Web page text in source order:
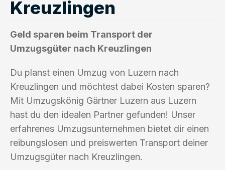
Kreuzlingen
Geld sparen beim Transport der
Umzugsgüter nach Kreuzlingen
Du planst einen Umzug von Luzern nach
Kreuzlingen und möchtest dabei Kosten sparen?
Mit Umzugskönig Gärtner Luzern aus Luzern
hast du den idealen Partner gefunden! Unser
erfahrenes Umzugsunternehmen bietet dir einen
reibungslosen und preiswerten Transport deiner
Umzugsgüter nach Kreuzlingen.